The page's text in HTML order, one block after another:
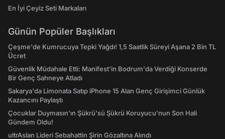
En İyi Çeyiz Seti Markaları
Günün Popüler Başlıkları
Çeşme'de Kumrucuya Tepki Yağdı! 1,5 Saatlik Süreyi Aşana 2 Bin TL
Ücret
Güvenlik Müdahale Etti: Manifest'in Bodrum'da Verdiği Konserde
Bir Genç Sahneye Atladı
Sakarya'da Limonata Satıp iPhone 15 Alan Genç Girişimci Günlük
Kazancını Paylaştı
Çocuklar Duymasın'ın Şükrü'sü Şükrü Koruyucu'nun Son Hali
Gündem Oldu!
ultrAslan Lideri Sebahattin Şirin Gözaltına Alındı